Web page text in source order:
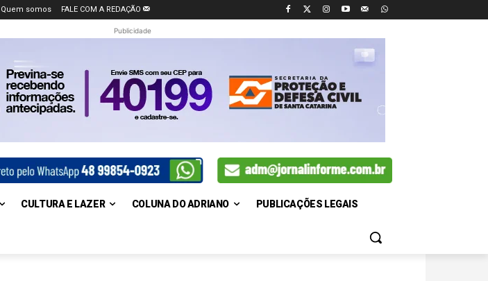
Quem somos FALE COM A REDAÇÃO
Publicidade
CULTURA E LAZER COLUNA DO ADRIANO PUBLICAÇÕES LEGAIS